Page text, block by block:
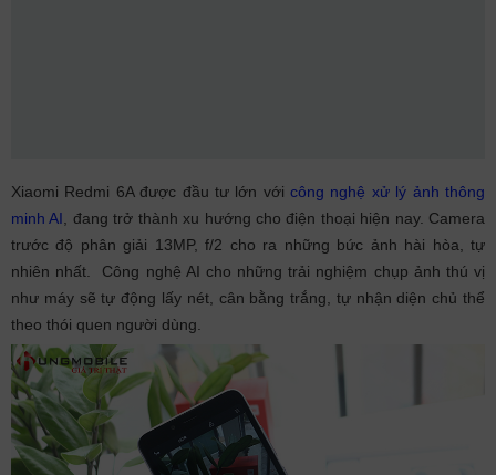
Xiaomi Redmi 6A được đầu tư lớn vớicông nghệ xử lý ảnh thông
minh AI, đang trở thành xu hướng cho điện thoại hiện nay. Camera
trước độ phân giải 13MP, f/2 cho ra những bức ảnh hài hòa, tự
nhiên nhất. Công nghệ AI cho những trải nghiệm chụp ảnh thú vị
như máy sẽ tự động lấy nét, cân bằng trắng, tự nhận diện chủ thể
theo thói quen người dùng.